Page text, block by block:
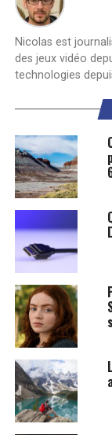
Nicolas est
des jeux vidéo
technologies